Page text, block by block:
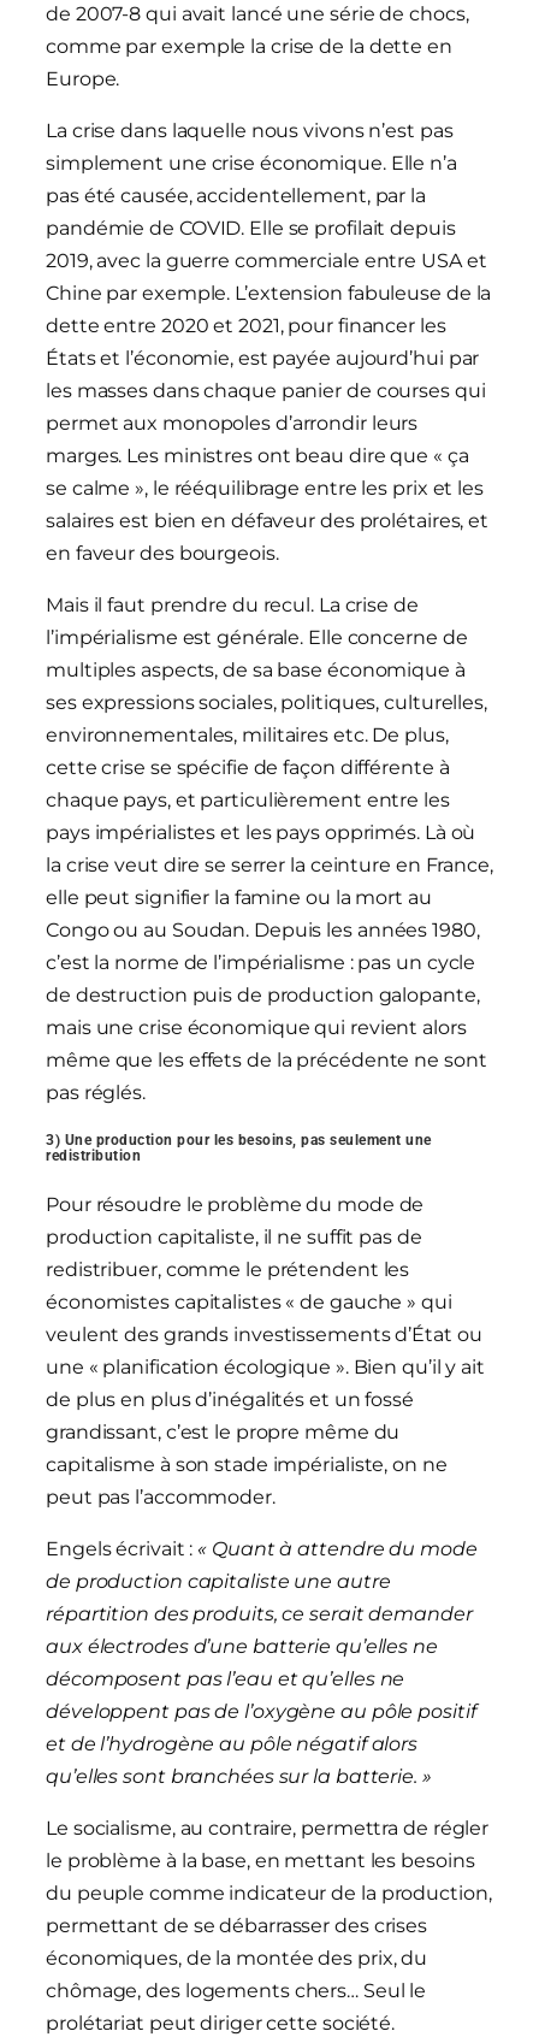
de 2007-8 qui avait lancé une série de chocs,
comme par exemple la crise de la dette en
Europe.
La crise dans laquelle nous vivons n’est pas
simplement une crise économique. Elle n’a
pas été causée, accidentellement, par la
pandémie de COVID. Elle se profilait depuis
2019, avec la guerre commerciale entre USA et
Chine par exemple. L’extension fabuleuse de la
dette entre 2020 et 2021, pour financer les
États et l’économie, est payée aujourd’hui par
les masses dans chaque panier de courses qui
permet aux monopoles d’arrondir leurs
marges. Les ministres ont beau dire que « ça
se calme », le rééquilibrage entre les prix et les
salaires est bien en défaveur des prolétaires, et
en faveur des bourgeois.
Mais il faut prendre du recul. La crise de
l’impérialisme est générale. Elle concerne de
multiples aspects, de sa base économique à
ses expressions sociales, politiques, culturelles,
environnementales, militaires etc. De plus,
cette crise se spécifie de façon différente à
chaque pays, et particulièrement entre les
pays impérialistes et les pays opprimés. Là où
la crise veut dire se serrer la ceinture en France,
elle peut signifier la famine ou la mort au
Congo ou au Soudan. Depuis les années 1980,
c’est la norme de l’impérialisme : pas un cycle
de destruction puis de production galopante,
mais une crise économique qui revient alors
même que les effets de la précédente ne sont
pas réglés.
3) Une production pour les besoins, pas seulement une
redistribution
Pour résoudre le problème du mode de
production capitaliste, il ne suffit pas de
redistribuer, comme le prétendent les
économistes capitalistes « de gauche » qui
veulent des grands investissements d’État ou
une « planification écologique ». Bien qu’il y ait
de plus en plus d’inégalités et un fossé
grandissant, c’est le propre même du
capitalisme à son stade impérialiste, on ne
peut pas l’accommoder.
Engels écrivait : « Quant à attendre du mode
de production capitaliste une autre
répartition des produits, ce serait demander
aux électrodes d’une batterie qu’elles ne
décomposent pas l’eau et qu’elles ne
développent pas de l’oxygène au pôle positif
et de l’hydrogène au pôle négatif alors
qu’elles sont branchées sur la batterie. »
Le socialisme, au contraire, permettra de régler
le problème à la base, en mettant les besoins
du peuple comme indicateur de la production,
permettant de se débarrasser des crises
économiques, de la montée des prix, du
chômage, des logements chers… Seul le
prolétariat peut diriger cette société.